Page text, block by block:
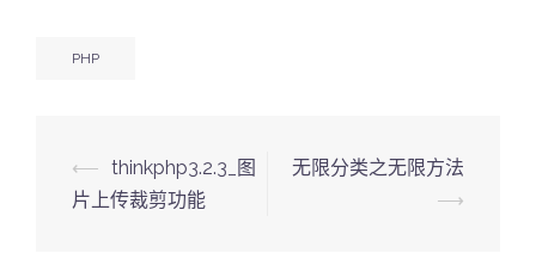
PHP
Post
navigation
⟵ thinkphp3.2.3_图
片上传裁剪功能
无限分类之无限方法
⟶